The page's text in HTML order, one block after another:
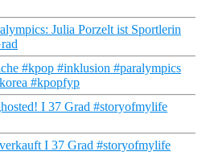
Julia Porzelt ist Sportlerin
#kpop #inklusion #paralympics
#kpopfyp
I 37 Grad #storyofmylife
I 37 Grad #storyofmylife